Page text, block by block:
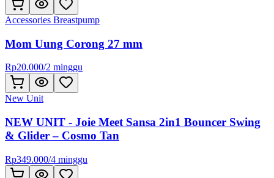
Accessories Breastpump
Mom Uung Corong 27 mm
Rp20.000/2 minggu
New Unit
NEW UNIT - Joie Meet Sansa 2in1 Bouncer Swing
& Glider – Cosmo Tan
Rp349.000/4 minggu